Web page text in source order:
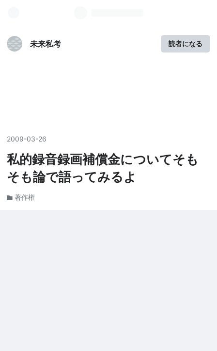
未来私考 読者になる
2009-03-26
私的録音録画補償金についてそも
そも論で語ってみるよ
著作権